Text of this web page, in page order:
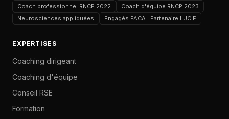
Coach professionnel RNCP 2022
Coach d'équipe RNCP 2023
Neurosciences appliquées
Engagés PACA · Partenaire LUCIE
EXPERTISES
Coaching dirigeant
Coaching d'équipe
Conseil RSE
Formation